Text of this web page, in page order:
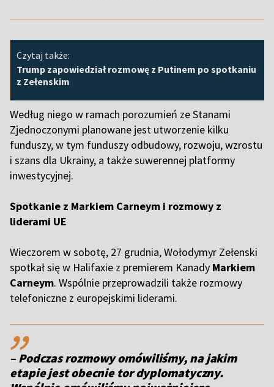
Czytaj także:
Trump zapowiedział rozmowę z Putinem po spotkaniu
z Zełenskim
Według niego w ramach porozumień ze Stanami
Zjednoczonymi planowane jest utworzenie kilku
funduszy, w tym funduszy odbudowy, rozwoju, wzrostu
i szans dla Ukrainy, a także suwerennej platformy
inwestycyjnej.
Spotkanie z Markiem Carneym i rozmowy z
liderami UE
Wieczorem w sobotę, 27 grudnia, Wołodymyr Zełenski
spotkał się w Halifaxie z premierem Kanady Markiem
Carneym. Wspólnie przeprowadzili także rozmowy
telefoniczne z europejskimi liderami.
,,
– Podczas rozmowy omówiliśmy, na jakim
etapie jest obecnie tor dyplomatyczny.